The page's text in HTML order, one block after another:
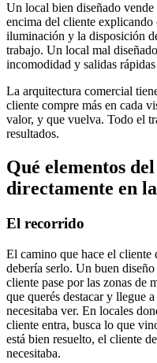
Un local bien diseñado
encima del cliente
iluminación y la disposición
trabajo. Un local mal
incomodidad y salidas
La arquitectura comercial
cliente compre más en cada
valor, y que vuelva. Todo el
resultados.
Qué elementos
directamente en
El recorrido
El camino que hace el
debería serlo. Un buen
cliente pase por las zonas de
que querés destacar y llegue
necesitaba ver. En locales
cliente entra, busca lo que
está bien resuelto, el cliente
necesitaba.